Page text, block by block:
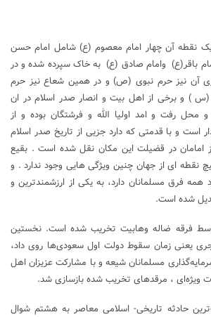
نقطه آن چهار امام معصوم (ع) شامل امام حسن
باقر(ع) وامام صادق (ع) به خاک سپرده شده و در
آن نیز حرم نبوی (ص) و در همین شعاع نیز حرم
) و برخی از اهل بیت و انصار صدر اسلام در ان
رفت و امد اولیا الله و فرشتگان بوده و از
است و با قدمتی که دارد جزیی از تاریخ صدر اسلام
امامان در قضیلت این مکان نقل شده است . بقیع
نقطه ای از جهان چنین ویژگی هایی وجود ندارد . و
همه فرق مسلمانان دارد، به یکی از ارزشمندترین و
شده است.
فرقه ضاله وهابیت تخریب شده است. نخستین
در سال ۱۲۲۰ هجری یعنی زمان سقوط دولت اول سعودی‌‌ها روی‌ داد،
مسلمانان شیعه و با مشارکت عزیزان اهل
ویژه‌ای ، مرقدهای تخریب‌ شده بازسازی‌ شد.
حادثه تاریخی- اسلامی معاصر به هشتم شوال